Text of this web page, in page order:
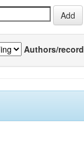
Authors/record